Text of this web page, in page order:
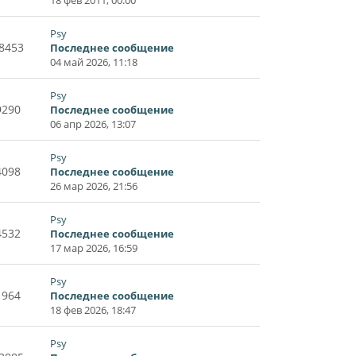
Psy
Последнее сообщение
04 май 2026, 11:18
Psy
Последнее сообщение
06 апр 2026, 13:07
Psy
Последнее сообщение
26 мар 2026, 21:56
Psy
Последнее сообщение
17 мар 2026, 16:59
Psy
Последнее сообщение
18 фев 2026, 18:47
Psy